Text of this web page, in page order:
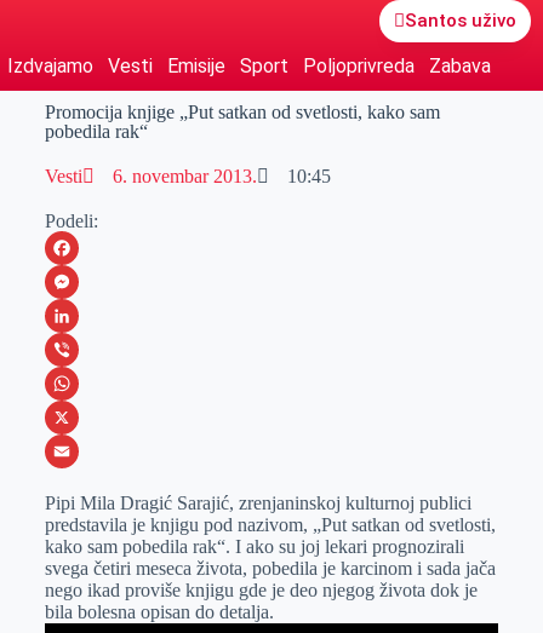
Santos uživo
Izdvajamo Vesti Emisije Sport Poljoprivreda Zabava
Promocija knjige „Put satkan od svetlosti, kako sam
pobedila rak“
Vesti 6. novembar 2013. 10:45
Podeli:
F
a
c
e
b
o
k
M
e
s
s
e
g
e
r
L
i
n
k
d
I
n
V
i
b
r
W
h
t
s
A
p
X
m
a
i
l
Pipi Mila Dragić Sarajić, zrenjaninskoj kulturnoj publici
predstavila je knjigu pod nazivom, „Put satkan od svetlosti,
kako sam pobedila rak“. I ako su joj lekari prognozirali
svega četiri meseca života, pobedila je karcinom i sada jača
nego ikad proviše knjigu gde je deo njegog života dok je
bila bolesna opisan do detalja.